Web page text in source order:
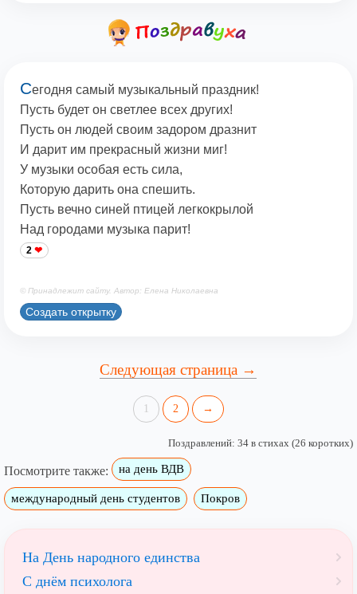
Сегодня самый музыкальный праздник!
Пусть будет он светлее всех других!
Пусть он людей своим задором дразнит
И дарит им прекрасный жизни миг!
У музыки особая есть сила,
Которую дарить она спешить.
Пусть вечно синей птицей легкокрылой
Над городами музыка парит!
2
© Принадлежит сайту. Автор: Елена Николаевна
Создать открытку
Следующая страница →
1 2 →
Поздравлений: 34 в стихах (26 коротких)
Посмотрите также: на день ВДВ
международный день студентов Покров
На День народного единства
С днём психолога